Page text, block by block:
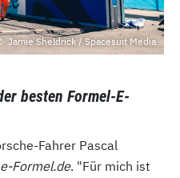
Jamie Sheldrick / Spacesuit Media
besten Formel-E-
Fahrer Pascal
e-Formel.de. "Für mich ist